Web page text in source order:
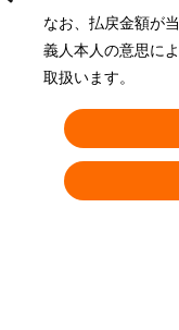
なお、払戻金額が
義人本人の意思に
取扱います。